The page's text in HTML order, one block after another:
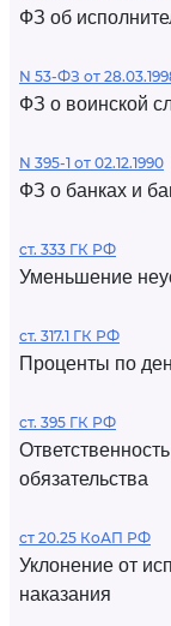
ФЗ об
N 53-ФЗ от
ФЗ о воинской
N 395-1 от 02.12.1990
ФЗ о банках и
ст. 333 ГК РФ
Уменьшение
ст. 317.1 ГК РФ
Проценты по
ст. 395 ГК РФ
обязательства
ст 20.25 КоАП РФ
Уклонение от
наказания